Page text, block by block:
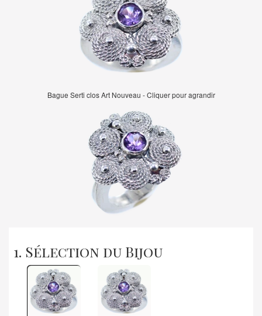
Bague Serti clos Art Nouveau - Cliquer pour agrandir
1. Sélection du Bijou